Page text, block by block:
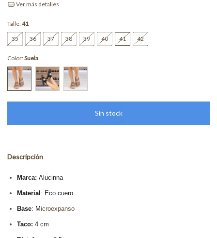
Ver más detalles
Talle:41
35 36 37 38 39 40 41 42
Color:Suela
Descripción
Marca: Alucinna
Material: Eco cuero
Base: Microexpanso
Taco: 4 cm